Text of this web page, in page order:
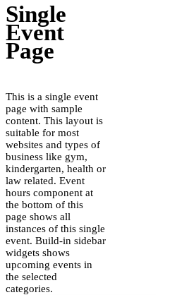
Single
Event
Page
This is a single event
page with sample
content. This layout is
suitable for most
websites and types of
business like gym,
kindergarten, health or
law related. Event
hours component at
the bottom of this
page shows all
instances of this single
event. Build-in sidebar
widgets shows
upcoming events in
the selected
categories.